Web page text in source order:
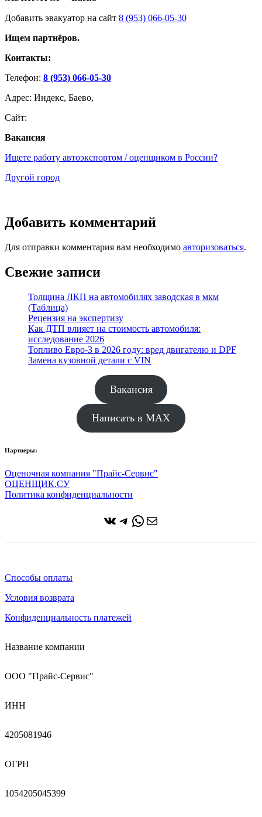
Добавить эвакуатор на сайт 8 (953) 066-05-30
Ищем партнёров.
Контакты:
Телефон: 8 (953) 066-05-30
Адрес: Индекс, Баево,
Сайт:
Вакансия
Ищете работу автоэкспортом / оценщиком в России?
Другой город
Добавить комментарий
Для отправки комментария вам необходимо авторизоваться.
Свежие записи
Толщина ЛКП на автомобилях заводская в мкм
(Таблица)
Рецензия на экспертизу
Как ДТП влияет на стоимость автомобиля:
исследование 2026
Топливо Евро-3 в 2026 году: вред двигателю и DPF
Замена кузовной детали с VIN
Вакансия
Написать в MAX
Партнеры:
Оценочная компания "Прайс-Сервис"
ОЦЕНЩИК.СУ
Политика конфиденциальности
ВКонтакте
Telegram
WhatsApp
Почта
Способы оплаты
Условия возврата
Конфиденциальность платежей
Название компании
ООО "Прайс-Сервис"
ИНН
4205081946
ОГРН
1054205045399